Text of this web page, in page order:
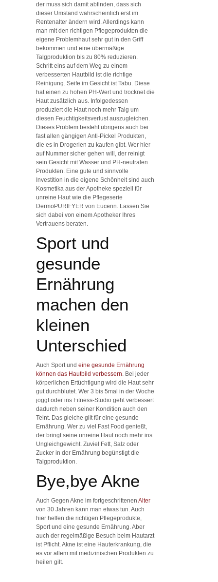
der muss sich damit abfinden, dass sich
dieser Umstand wahrscheinlich erst im
Rentenalter ändern wird. Allerdings kann
man mit den richtigen Pflegeprodukten die
eigene Problemhaut sehr gut in den Griff
bekommen und eine übermäßige
Talgproduktion bis zu 80% reduzieren.
Schritt eins auf dem Weg zu einem
verbesserten Hautbild ist die richtige
Reinigung. Seife im Gesicht ist Tabu. Diese
hat einen zu hohen PH-Wert und trocknet die
Haut zusätzlich aus. Infolgedessen
produziert die Haut noch mehr Talg um
diesen Feuchtigkeitsverlust auszugleichen.
Dieses Problem besteht übrigens auch bei
fast allen gängigen Anti-Pickel Produkten,
die es in Drogerien zu kaufen gibt. Wer hier
auf Nummer sicher gehen will, der reinigt
sein Gesicht mit Wasser und PH-neutralen
Produkten. Eine gute und sinnvolle
Investition in die eigene Schönheit sind auch
Kosmetika aus der Apotheke speziell für
unreine Haut wie die Pflegeserie
DermoPURIFYER von Eucerin. Lassen Sie
sich dabei von einem Apotheker Ihres
Vertrauens beraten.
Sport und
gesunde
Ernährung
machen den
kleinen
Unterschied
Auch Sport und eine gesunde Ernährung
können das Hautbild verbessern . Bei jeder
körperlichen Ertüchtigung wird die Haut sehr
gut durchblutet. Wer 3 bis 5mal in der Woche
joggt oder ins Fitness-Studio geht verbessert
dadurch neben seiner Kondition auch den
Teint. Das gleiche gilt für eine gesunde
Ernährung. Wer zu viel Fast Food genießt,
der bringt seine unreine Haut noch mehr ins
Ungleichgewicht. Zuviel Fett, Salz oder
Zucker in der Ernährung begünstigt die
Talgproduktion.
Bye,bye Akne
Auch Gegen Akne im fortgeschrittenen Alter
von 30 Jahren kann man etwas tun. Auch
hier helfen die richtigen Pflegeprodukte,
Sport und eine gesunde Ernährung. Aber
auch der regelmäßige Besuch beim Hautarzt
ist Pflicht. Akne ist eine Hauterkrankung, die
es vor allem mit medizinischen Produkten zu
heilen gilt.